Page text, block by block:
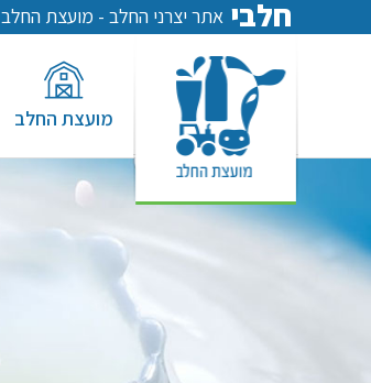
חלבי אתר יצרני החלב - מועצת החלב
מועצת החלב